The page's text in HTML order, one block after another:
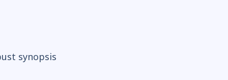
synopsis